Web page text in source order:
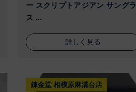
ー スクリプトアジアン サングラ
ス ...
詳しく見る
錬金堂 相模原麻溝台店